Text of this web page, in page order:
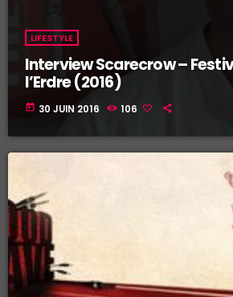
LIFESTYLE
Interview Scarecrow –
l’Erdre (2016)
today 30 JUIN 2016 106